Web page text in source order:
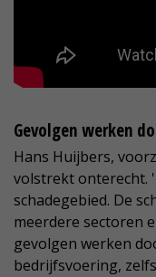
Gevolgen werken
Hans Huijbers,
volstrekt onterecht.
schadegebied. De
meerdere sectoren
gevolgen werken
bedrijfsvoering,